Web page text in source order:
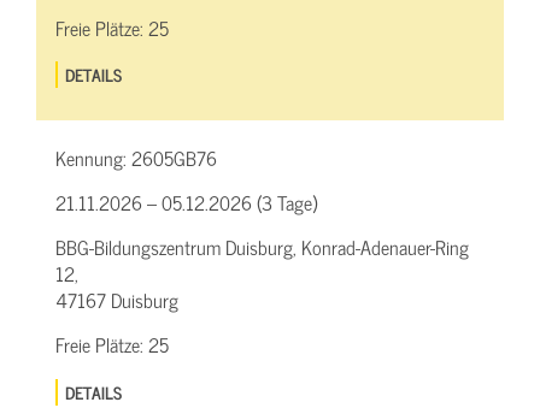
Freie Plätze:25
DETAILS
Kennung:2605GB76
21.11.2026 – 05.12.2026 (3 Tage)
BBG-Bildungszentrum Duisburg, Konrad-Adenauer-Ring
12,
47167 Duisburg
Freie Plätze:25
DETAILS